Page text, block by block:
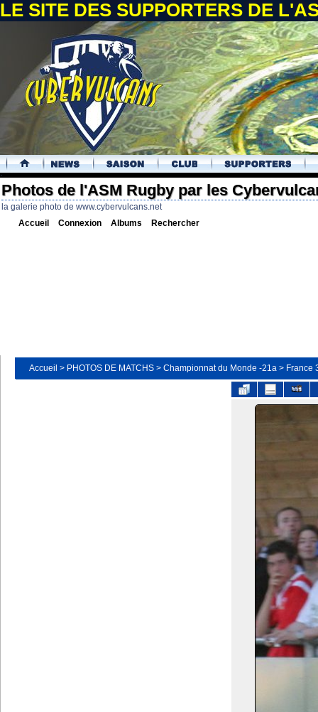
LE SITE DES SUPPORTERS DE
.
Photos de l'ASM Rugby par les
la galerie photo de www.cybervulcans.net
Accueil Connexion Albums Rechercher
Accueil > PHOTOS DE MATCHS > Championnat du Monde -21a > France